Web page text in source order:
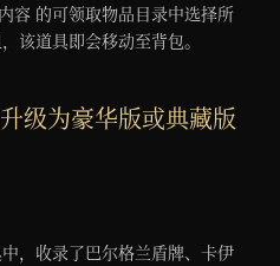
容 的可领取物品目录中选择所
道具即会移动至背包。
级为豪华版或典藏版
，收录了巴尔格兰盾牌、卡伊